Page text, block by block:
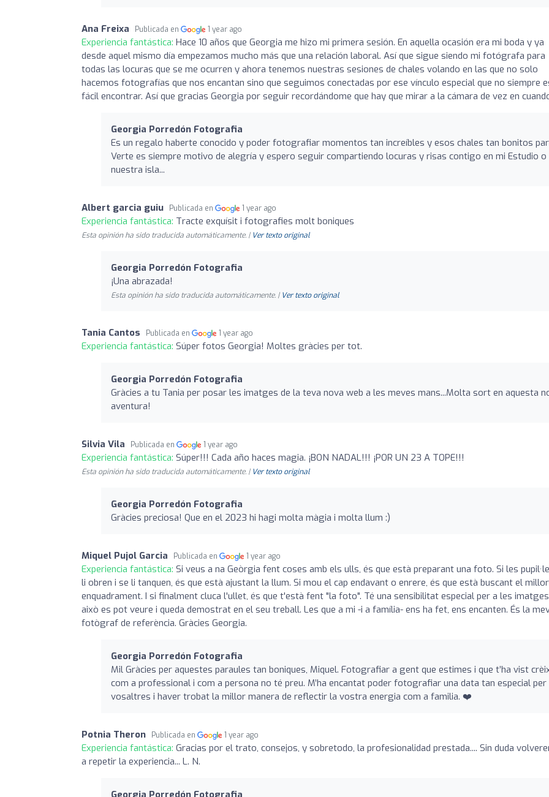
Ana Freixa Publicada en 1 year ago
Experiencia fantástica: Hace 10 años que Georgia me hizo mi primera sesión. En aquella ocasión era mi boda y ya
desde aquel mismo día empezamos mucho más que una relación laboral. Así que sigue siendo mi fotógrafa para
todas las locuras que se me ocurren y ahora tenemos nuestras sesiones de chales volando en las que no solo
hacemos fotografías que nos encantan sino que seguimos conectadas por ese vínculo especial que no siempre
fácil encontrar. Así que gracias Georgia por seguir recordándome que hay que mirar a la cámara de vez en
Georgia Porredón Fotografia
Es un regalo haberte conocido y poder fotografiar momentos tan increíbles y esos chales tan bonitos
Verte es siempre motivo de alegría y espero seguir compartiendo locuras y risas contigo en mi Estudio o
nuestra isla...
Albert garcia guiu Publicada en 1 year ago
Experiencia fantástica: Tracte exquísit i fotografies molt boniques
Esta opinión ha sido traducida automáticamente. | Ver texto original
Georgia Porredón Fotografia
¡Una abrazada!
Esta opinión ha sido traducida automáticamente. | Ver texto original
Tania Cantos Publicada en 1 year ago
Experiencia fantástica: Súper fotos Georgia! Moltes gràcies per tot.
Georgia Porredón Fotografia
Gràcies a tu Tania per posar les imatges de la teva nova web a les meves mans...Molta sort en aquesta
aventura!
Silvia Vila Publicada en 1 year ago
Experiencia fantástica: Súper!!! Cada año haces magia. ¡BON NADAL!!! ¡POR UN 23 A TOPE!!!
Esta opinión ha sido traducida automáticamente. | Ver texto original
Georgia Porredón Fotografia
Gràcies preciosa! Que en el 2023 hi hagi molta màgia i molta llum :)
Miquel Pujol Garcia Publicada en 1 year ago
Experiencia fantástica: Si veus a na Geòrgia fent coses amb els ulls, és que està preparant una foto. Si les
li obren i se li tanquen, és que està ajustant la llum. Si mou el cap endavant o enrere, és que està buscant el millor
enquadrament. I si finalment cluca l'ullet, és que t'està fent "la foto". Té una sensibilitat especial per a les
això es pot veure i queda demostrat en el seu treball. Les que a mi -i a família- ens ha fet, ens encanten. És la
fotògraf de referència. Gràcies Georgia.
Georgia Porredón Fotografia
Mil Gràcies per aquestes paraules tan boniques, Miquel. Fotografiar a gent que estimes i que t’ha vist
com a professional i com a persona no té preu. M’ha encantat poder fotografiar una data tan especial per
vosaltres i haver trobat la millor manera de reflectir la vostra energia com a familia. ❤️
Potnia Theron Publicada en 1 year ago
Experiencia fantástica: Gracias por el trato, consejos, y sobretodo, la profesionalidad prestada.... Sin duda
a repetir la experiencia... L. N.